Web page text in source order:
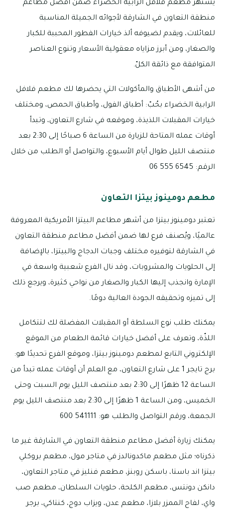
يشتهر مطعم فلافل الرابية الخضراء ضمن أفضل مطاعم
منطقة التعاون في الشارقة لأجوائه الجميلة المناسبة
للعائلات، ويقدم لضيوفه ألذ خيارات الفطور المحببة للكبار
والصغار، ومن أبرز مزاياه معقولية الأسعار وتنوع العناصر
المتوافقة مع ذائقة الكلّ.
من أشهى الأطباق والمأكولات التي يحضرها لك مطعم فلافل
الرابية الخضراء بحُبّ: أطباق الفول، وأطباق الحمص، ومختلف
خيارات المقبلات اللذيذة، وموقعه في شارع التعاون، وتبدأ
أوقات عمله المتاحة للزيارة من الساعة 6 صباحًا إلى 2:30 بعد
منتصف الليل طوال أيام الأسبوع، والتواصل أو الطلب من خلال
الرقم: 6545 555 06
مطعم دومينوز بيتزا التعاون
تعتبر دومينوز بيتزا من أشهر مطاعم البيتزا الأمريكية المعروفة
عالميًا، ويُصنف فرع لها ضمن أفضل مطاعم منطقة التعاون
في الشارقة لتوفيره مختلف وجبات الدجاج والبيتزا، بالإضافة
إلى الحلويات والمشروبات، وقد نال الفرع شعبية واسعة في
الإمارة وانجذب إليها الكبار والصغار من نواحي كثيرة، ويرجع ذلك
إلى تميزه وتحقيقه الجودة العالية دومًا.
يمكنك طلب نوع السلطة أو المقبلات المفضلة لك لتتكامل
اللذّة، وتعرف على أفضل خيارات قائمة الطعام من الموقع
الإلكتروني التابع لمطعم دومينوز بيتزا، وموقع الفرع تحديدًا هو:
برج تايجر 1 على شارع التعاون، مع العلم أن أوقات عمله تبدأ من
الساعة 12 ظهرًا إلى 2:30 بعد منتصف الليل يوم السبت وحتى
الخميس، ومن الساعة 1 ظهرًا إلى 2:30 بعد منتصف الليل يوم
الجمعة، ورقم التواصل والطلب هو: 541111 600
يمكنك زيارة أفضل مطاعم منطقة التعاون في الشارقة غير ما
ذكرناه؛ مثل مطعم ماكدونالدز في متاجر مول، مطعم بروكلي
بيتزا اند باستا، باسكن روبنز، مطعم فنليز في متاجر التعاون،
دانكن دونتس، مطعم الكلحة، حلويات السلطان، مطعم صب
واي، لفاح الممزر بلازا، مطعم عدن، ويزاب دوج، كنتاكي، برجر